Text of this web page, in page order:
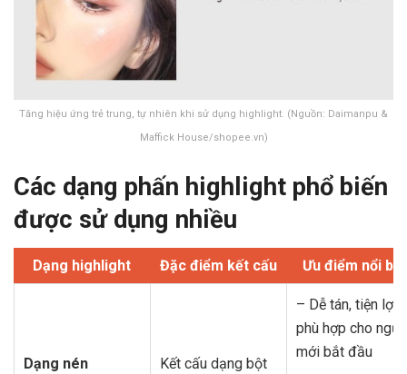
Tăng hiệu ứng trẻ trung, tự nhiên khi sử dụng highlight. (Nguồn: Daimanpu &
Maffick House/shopee.vn)
Các dạng phấn highlight phổ biến
được sử dụng nhiều
Dạng highlight Đặc điểm kết cấu Ưu điểm nổi bật
Dạng nén
Kết cấu dạng bột
– Dễ tán, tiện lợi,
phù hợp cho
mới bắt đầu